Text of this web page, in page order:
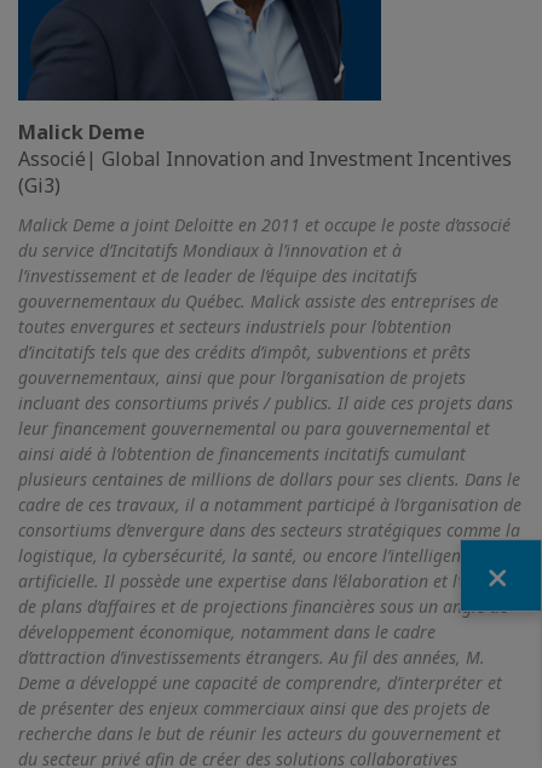
Malick Deme
Associé| Global Innovation and Investment Incentives
(Gi3)
Malick Deme a joint Deloitte en 2011 et occupe le poste d’associé
du service d’Incitatifs Mondiaux à l’innovation et à
l’investissement et de leader de l’équipe des incitatifs
gouvernementaux du Québec. Malick assiste des entreprises de
toutes envergures et secteurs industriels pour l’obtention
d’incitatifs tels que des crédits d’impôt, subventions et prêts
gouvernementaux, ainsi que pour l’organisation de projets
incluant des consortiums privés / publics. Il aide ces projets dans
leur financement gouvernemental ou para gouvernemental et
ainsi aidé à l’obtention de financements incitatifs cumulant
plusieurs centaines de millions de dollars pour ses clients. Dans le
cadre de ces travaux, il a notamment participé à l’organisation de
consortiums d’envergure dans des secteurs stratégiques comme la
logistique, la cybersécurité, la santé, ou encore l’intelligence
artificielle. Il possède une expertise dans l’élaboration et l’examen
de plans d’affaires et de projections financières sous un angle de
développement économique, notamment dans le cadre
d’attraction d’investissements étrangers. Au fil des années, M.
Deme a développé une capacité de comprendre, d’interpréter et
de présenter des enjeux commerciaux ainsi que des projets de
recherche dans le but de réunir les acteurs du gouvernement et
du secteur privé afin de créer des solutions collaboratives